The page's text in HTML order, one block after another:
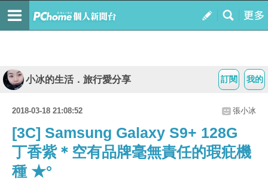
我的
訂閱
小冰的生活．旅行愛分享
2018-03-18 21:08:52 張小冰
[3C] Samsung Galaxy S9+ 128G
丁香紫＊空有品牌毫無責任的瑕疪機
種 ★°